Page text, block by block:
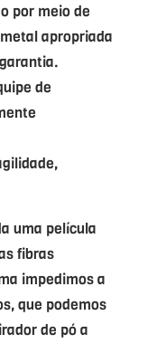
por meio de
apropriada
de
uma película
fibras
impedimos a
que podemos
de pó a